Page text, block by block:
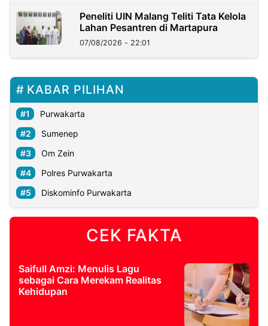
Peneliti UIN Malang Teliti Tata Kelola
Lahan Pesantren di Martapura
07/08/2026 - 22:01
KABAR PILIHAN
Purwakarta
Sumenep
Om Zein
Polres Purwakarta
Diskominfo Purwakarta
CEK FAKTA
Saifull Amzi: Menulis Lagu
sebagai Cara Merekam Realitas
Kehidupan